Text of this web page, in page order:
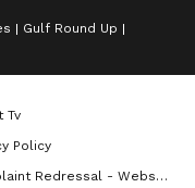
Gulf Round Up
Tv
Policy
Redressal - Website